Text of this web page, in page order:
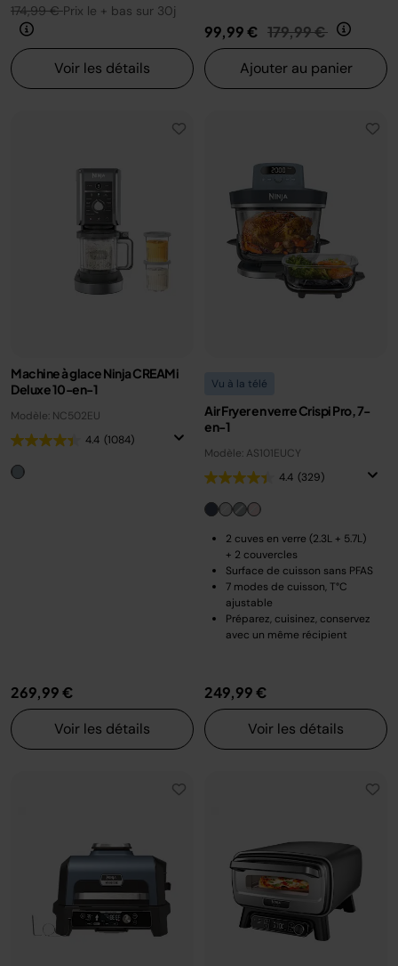
174,99 €Prix le + bas sur 30j
Voir les détails
99,99 € Prix réduit de
179,99 € au
Ajouter au panier
Machine à glace Ninja CREAMi
Deluxe 10-en-1
Modèle: NC502EU
4.4 (1084)
269,99 €
Voir les détails
Vu à la télé
Air Fryer en verre Crispi Pro, 7-
en-1
Modèle: AS101EUCY
4.4 (329)
2 cuves en verre (2.3L + 5.7L)
+ 2 couvercles
Surface de cuisson sans PFAS
7 modes de cuisson, T°C
ajustable
Préparez, cuisinez, conservez
avec un même récipient
249,99 €
Voir les détails